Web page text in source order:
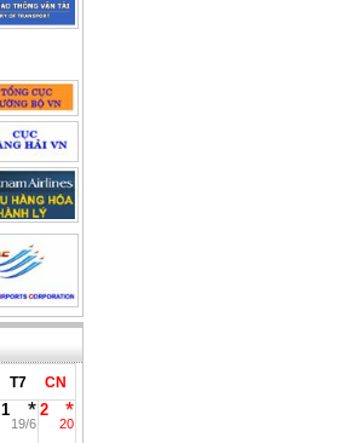
T7 CN
1
19/6
2
20